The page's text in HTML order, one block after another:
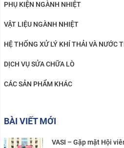
PHỤ KIỆN NGÀNH NHIỆT
VẬT LIỆU NGÀNH NHIỆT
HỆ THỐNG XỬ LÝ KHÍ THẢI VÀ NƯỚC
DỊCH VỤ SỬA CHỮA LÒ
CÁC SẢN PHẨM KHÁC
BÀI VIẾT MỚI
VASI – Gặp mặt Hội